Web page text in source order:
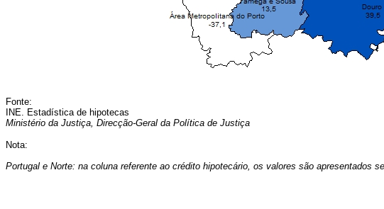
Fonte:
INE. Estadística de hipotecas
Ministério da Justiça, Direcção-Geral da Política de Justiça
Nota:
Portugal e Norte: na coluna referente ao crédito hipotecário, os valores são apresentados